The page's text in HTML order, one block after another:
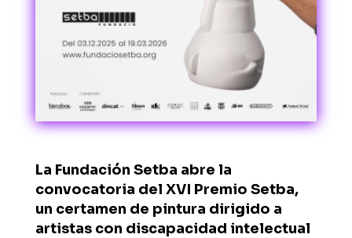
La Fundación Setba abre la
convocatoria del XVI Premio Setba,
un certamen de pintura dirigido a
artistas con discapacidad intelectual